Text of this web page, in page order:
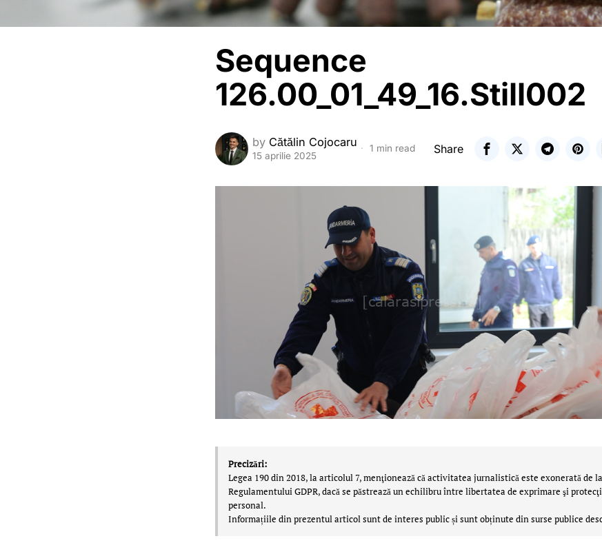
Sequence
126.00_01_49_16.Still002
by Cătălin Cojocaru
15 aprilie 2025
1 min read Share
Precizări:
Legea 190 din 2018, la articolul 7, menţionează că activitatea jurnalistică este exonerată de
Regulamentului GDPR, dacă se păstrează un echilibru între libertatea de exprimare şi
personal.
Informațiile din prezentul articol sunt de interes public și sunt obținute din surse publice